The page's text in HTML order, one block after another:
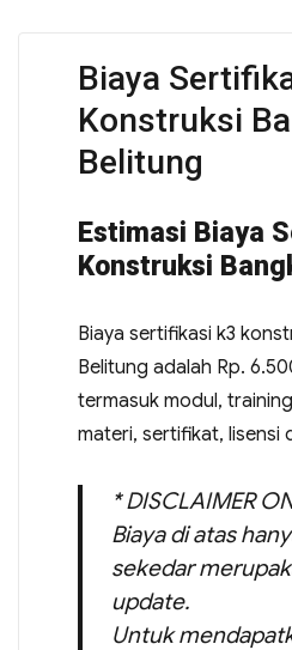
Biaya
Konstruksi
Belitung
Estimasi Biaya
Konstruksi
Biaya sertifikasi k3
Belitung adalah Rp.
termasuk modul,
materi, sertifikat, lisensi
* DISCLAIMER
Biaya di atas
sekedar
update.
Untuk